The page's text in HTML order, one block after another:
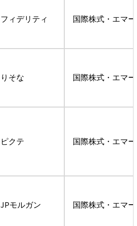
フィデリティ 国際株式・エマ
りそな 国際株式・エマ
ピクテ 国際株式・エマ
JPモルガン 国際株式・エマ